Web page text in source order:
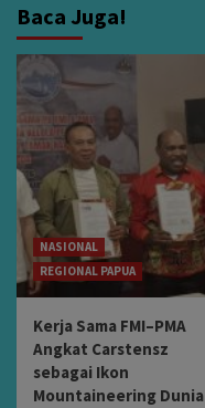
Baca Juga!
NASIONAL
REGIONAL PAPUA
Kerja Sama FMI–PMA
Angkat Carstensz
sebagai Ikon
Mountaineering Dunia